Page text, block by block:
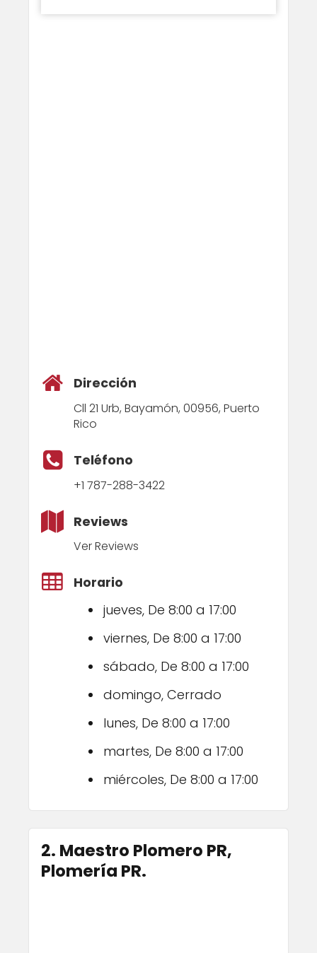
Dirección
Cll 21 Urb, Bayamón, 00956, Puerto
Rico
Teléfono
+1 787-288-3422
Reviews
Ver Reviews
Horario
jueves, De 8:00 a 17:00
viernes, De 8:00 a 17:00
sábado, De 8:00 a 17:00
domingo, Cerrado
lunes, De 8:00 a 17:00
martes, De 8:00 a 17:00
miércoles, De 8:00 a 17:00
2. Maestro Plomero PR,
Plomería PR.